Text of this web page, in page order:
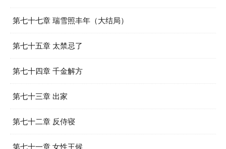
第七十七章 瑞雪照丰年（大结局）
第七十五章 太禁忌了
第七十四章 千金解方
第七十三章 出家
第七十二章 反侍寝
第七十一章 女性王候